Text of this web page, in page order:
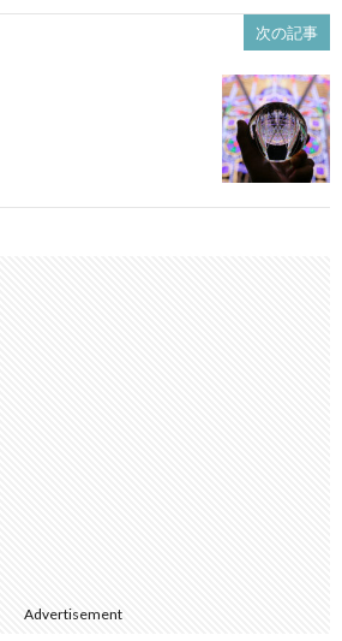
次の記事
Advertisement